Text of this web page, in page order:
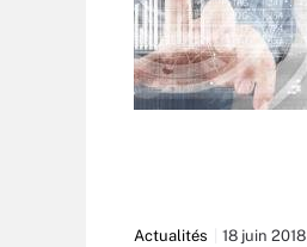
Actualités 18 juin 2018